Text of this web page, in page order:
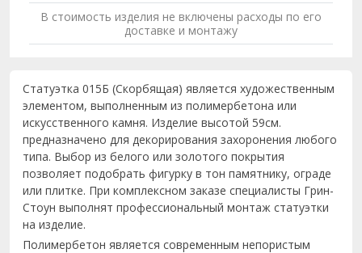
В стоимость изделия не включены расходы по его
доставке и монтажу
Статуэтка 015Б (Скорбящая) является художественным
элементом, выполненным из полимербетона или
искусственного камня. Изделие высотой 59см.
предназначено для декорирования захоронения любого
типа. Выбор из белого или золотого покрытия
позволяет подобрать фигурку в тон памятнику, ограде
или плитке. При комплексном заказе специалисты Грин-
Стоун выполнят профессиональный монтаж статуэтки
на изделие.
Полимербетон является современным непористым